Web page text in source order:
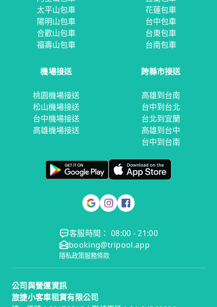
太平山包車
陽明山包車
合歡山包車
福壽山包車
花蓮包車
台中包車
台東包車
台南包車
機場接送
桃園機場接送
松山機場接送
台中機場接送
高雄機場接送
跨縣市接送
高雄到台南
台中到台北
台北到宜蘭
高雄到台中
台中到台南
客服時間： 08:00 - 21:00
booking@tripool.app
隱私政策服務條款
公司與營運資訊
旅捷小客車租賃有限公司